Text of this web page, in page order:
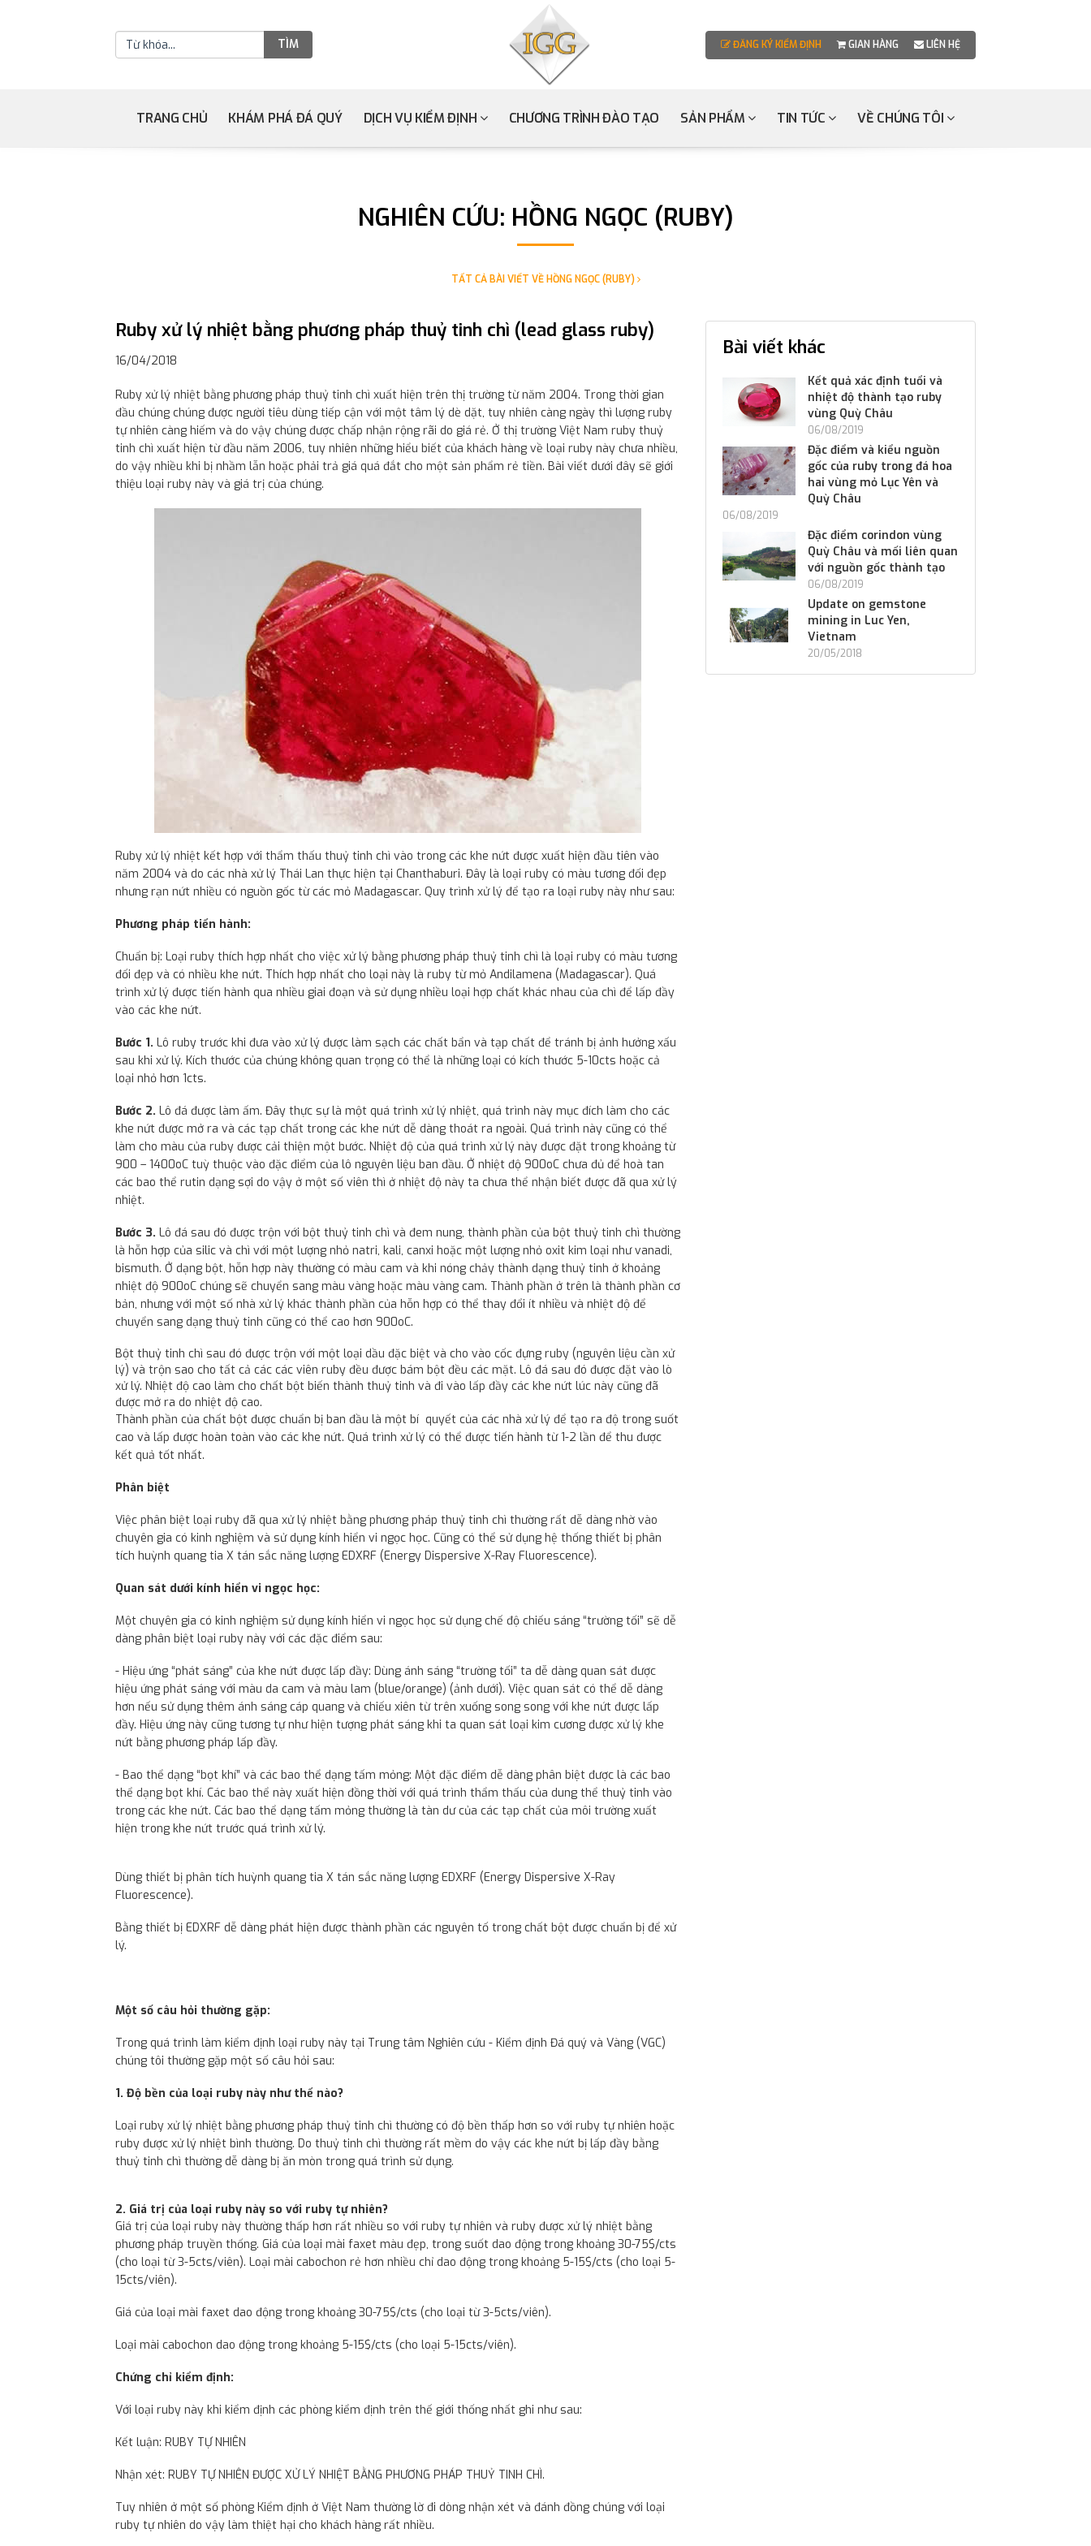
TÌM ĐĂNG KÝ KIỂM ĐỊNH GIAN HÀNG LIÊN HỆ
TRANG CHỦ KHÁM PHÁ ĐÁ QUÝ DỊCH VỤ KIỂM ĐỊNH CHƯƠNG TRÌNH ĐÀO TẠO SẢN PHẨM TIN TỨC VỀ CHÚNG TÔI
NGHIÊN CỨU: HỒNG NGỌC (RUBY)
TẤT CẢ BÀI VIẾT VỀ HỒNG NGỌC (RUBY)
Ruby xử lý nhiệt bằng phương pháp thuỷ tinh chì (lead glass ruby)
16/04/2018
Ruby xử lý nhiệt bằng phương pháp thuỷ tinh chì xuất hiện trên thị trường từ năm 2004. Trong thời gian
đầu chúng chúng được người tiêu dùng tiếp cận với một tâm lý dè dặt, tuy nhiên càng ngày thì lượng ruby
tự nhiên càng hiếm và do vậy chúng được chấp nhận rộng rãi do giá rẻ. Ở thị trường Việt Nam ruby thuỷ
tinh chì xuất hiện từ đầu năm 2006, tuy nhiên những hiểu biết của khách hàng về loại ruby này chưa nhiều,
do vậy nhiều khi bị nhầm lẫn hoặc phải trả giá quá đắt cho một sản phẩm rẻ tiền. Bài viết dưới đây sẽ giới
thiệu loại ruby này và giá trị của chúng.
Ruby xử lý nhiệt kết hợp với thẩm thấu thuỷ tinh chì vào trong các khe nứt được xuất hiện đầu tiên vào
năm 2004 và do các nhà xử lý Thái Lan thực hiện tại Chanthaburi. Đây là loại ruby có màu tương đối đẹp
nhưng rạn nứt nhiều có nguồn gốc từ các mỏ Madagascar. Quy trình xử lý để tạo ra loại ruby này như sau:
Phương pháp tiến hành:
Chuẩn bị: Loại ruby thích hợp nhất cho việc xử lý bằng phương pháp thuỷ tinh chì là loại ruby có màu tương
đối đẹp và có nhiều khe nứt. Thích hợp nhất cho loại này là ruby từ mỏ Andilamena (Madagascar). Quá
trình xử lý được tiến hành qua nhiều giai đoạn và sử dụng nhiều loại hợp chất khác nhau của chì để lấp đầy
vào các khe nứt.
Bước 1. Lô ruby trước khi đưa vào xử lý được làm sạch các chất bẩn và tạp chất để tránh bị ảnh hưởng xấu
sau khi xử lý. Kích thước của chúng không quan trọng có thể là những loại có kích thước 5-10cts hoặc cả
loại nhỏ hơn 1cts.
Bước 2. Lô đá được làm ấm. Đây thực sự là một quá trình xử lý nhiệt, quá trình này mục đích làm cho các
khe nứt được mở ra và các tạp chất trong các khe nứt dễ dàng thoát ra ngoài. Quá trình này cũng có thể
làm cho màu của ruby được cải thiện một bước. Nhiệt độ của quá trình xử lý này được đặt trong khoảng từ
900 – 1400oC tuỳ thuộc vào đặc điểm của lô nguyên liệu ban đầu. Ở nhiệt độ 900oC chưa đủ để hoà tan
các bao thể rutin dạng sợi do vậy ở một số viên thì ở nhiệt độ này ta chưa thể nhận biết được đã qua xử lý
nhiệt.
Bước 3. Lô đá sau đó được trộn với bột thuỷ tinh chì và đem nung, thành phần của bột thuỷ tinh chì thường
là hỗn hợp của silic và chì với một lượng nhỏ natri, kali, canxi hoặc một lượng nhỏ oxit kim loại như vanadi,
bismuth. Ở dạng bột, hỗn hợp này thường có màu cam và khi nóng chảy thành dạng thuỷ tinh ở khoảng
nhiệt độ 900oC chúng sẽ chuyển sang màu vàng hoặc màu vàng cam. Thành phần ở trên là thành phần cơ
bản, nhưng với một số nhà xử lý khác thành phần của hỗn hợp có thể thay đổi ít nhiều và nhiệt độ để
chuyển sang dạng thuỷ tinh cũng có thể cao hơn 900oC.
Bột thuỷ tinh chì sau đó được trộn với một loại dầu đặc biệt và cho vào cốc đựng ruby (nguyên liệu cần xử
lý) và trộn sao cho tất cả các các viên ruby đều được bám bột đều các mặt. Lô đá sau đó được đặt vào lò
xử lý. Nhiệt độ cao làm cho chất bột biến thành thuỷ tinh và đi vào lấp đầy các khe nứt lúc này cũng đã
được mở ra do nhiệt độ cao.
Thành phần của chất bột được chuẩn bị ban đầu là một bí quyết của các nhà xử lý để tạo ra độ trong suốt
cao và lấp được hoàn toàn vào các khe nứt. Quá trình xử lý có thể được tiến hành từ 1-2 lần để thu được
kết quả tốt nhất.
Phân biệt
Việc phân biệt loại ruby đã qua xử lý nhiệt bằng phương pháp thuỷ tinh chì thường rất dễ dàng nhờ vào
chuyên gia có kinh nghiệm và sử dụng kính hiển vi ngọc học. Cũng có thể sử dụng hệ thống thiết bị phân
tích huỳnh quang tia X tán sắc năng lượng EDXRF (Energy Dispersive X-Ray Fluorescence).
Quan sát dưới kính hiển vi ngọc học:
Một chuyên gia có kinh nghiệm sử dụng kính hiển vi ngọc học sử dụng chế độ chiếu sáng “trường tối” sẽ dễ
dàng phân biệt loại ruby này với các đặc điểm sau:
- Hiệu ứng “phát sáng” của khe nứt được lấp đầy: Dùng ánh sáng “trường tối” ta dễ dàng quan sát được
hiệu ứng phát sáng với màu da cam và màu lam (blue/orange) (ảnh dưới). Việc quan sát có thể dễ dàng
hơn nếu sử dụng thêm ánh sáng cáp quang và chiếu xiên từ trên xuống song song với khe nứt được lấp
đầy. Hiệu ứng này cũng tương tự như hiện tượng phát sáng khi ta quan sát loại kim cương được xử lý khe
nứt bằng phương pháp lấp đầy.
- Bao thể dạng “bọt khí” và các bao thể dạng tấm mỏng: Một đặc điểm dễ dàng phân biệt được là các bao
thể dạng bọt khí. Các bao thể này xuất hiện đồng thời với quá trình thẩm thấu của dung thể thuỷ tinh vào
trong các khe nứt. Các bao thể dạng tấm mỏng thường là tàn dư của các tạp chất của môi trường xuất
hiện trong khe nứt trước quá trình xử lý.
Dùng thiết bị phân tích huỳnh quang tia X tán sắc năng lượng EDXRF (Energy Dispersive X-Ray
Fluorescence).
Bằng thiết bị EDXRF dễ dàng phát hiện được thành phần các nguyên tố trong chất bột được chuẩn bị để xử
lý.
Một số câu hỏi thường gặp:
Trong quá trình làm kiểm định loại ruby này tại Trung tâm Nghiên cứu - Kiểm định Đá quý và Vàng (VGC)
chúng tôi thường gặp một số câu hỏi sau:
1. Độ bền của loại ruby này như thế nào?
Loại ruby xử lý nhiệt bằng phương pháp thuỷ tinh chì thường có độ bền thấp hơn so với ruby tự nhiên hoặc
ruby được xử lý nhiệt bình thường. Do thuỷ tinh chì thường rất mềm do vậy các khe nứt bị lấp đầy bằng
thuỷ tinh chì thường dễ dàng bị ăn mòn trong quá trình sử dụng.
2. Giá trị của loại ruby này so với ruby tự nhiên?
Giá trị của loại ruby này thường thấp hơn rất nhiều so với ruby tự nhiên và ruby được xử lý nhiệt bằng
phương pháp truyền thống. Giá của loại mài faxet màu đẹp, trong suốt dao động trong khoảng 30-75$/cts
(cho loại từ 3-5cts/viên). Loại mài cabochon rẻ hơn nhiều chỉ dao động trong khoảng 5-15$/cts (cho loại 5-
15cts/viên).
Giá của loại mài faxet dao động trong khoảng 30-75$/cts (cho loại từ 3-5cts/viên).
Loại mài cabochon dao động trong khoảng 5-15$/cts (cho loại 5-15cts/viên).
Chứng chỉ kiểm định:
Với loại ruby này khi kiểm định các phòng kiểm định trên thế giới thống nhất ghi như sau:
Kết luận: RUBY TỰ NHIÊN
Nhận xét: RUBY TỰ NHIÊN ĐƯỢC XỬ LÝ NHIỆT BẰNG PHƯƠNG PHÁP THUỶ TINH CHÌ.
Tuy nhiên ở một số phòng Kiểm định ở Việt Nam thường lờ đi dòng nhận xét và đánh đồng chúng với loại
ruby tự nhiên do vậy làm thiệt hại cho khách hàng rất nhiều.
Bài viết khác
Kết quả xác định tuổi và
nhiệt độ thành tạo ruby
vùng Quỳ Châu
06/08/2019
Đặc điểm và kiểu nguồn
gốc của ruby trong đá hoa
hai vùng mỏ Lục Yên và
Quỳ Châu
06/08/2019
Đặc điểm corindon vùng
Quỳ Châu và mối liên quan
với nguồn gốc thành tạo
06/08/2019
Update on gemstone
mining in Luc Yen,
Vietnam
20/05/2018